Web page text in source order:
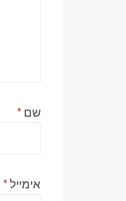
שם *
אימייל*